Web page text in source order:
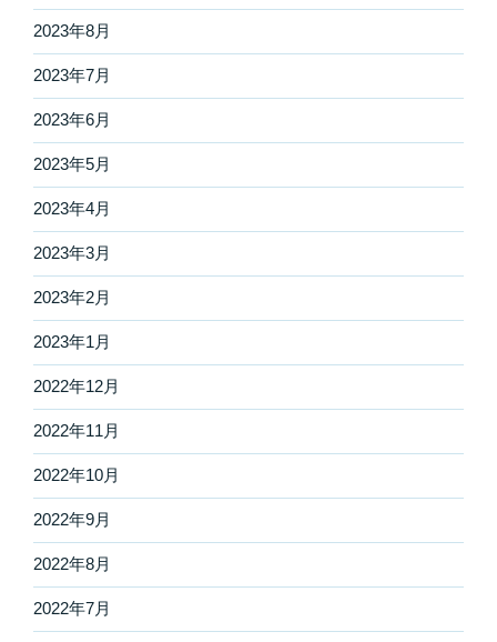
2023年8月
2023年7月
2023年6月
2023年5月
2023年4月
2023年3月
2023年2月
2023年1月
2022年12月
2022年11月
2022年10月
2022年9月
2022年8月
2022年7月